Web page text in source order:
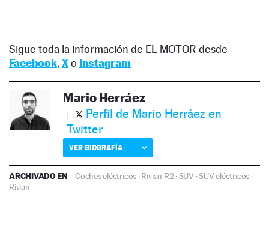
Sigue toda la información de EL MOTOR desde
Facebook, Xo Instagram
Mario Herráez
Perfil de Mario Herráez en
Twitter
VER BIOGRAFÍA
ARCHIVADO EN Coches eléctricos ·Rivian R2 ·SUV ·SUV eléctricos ·
Rivian